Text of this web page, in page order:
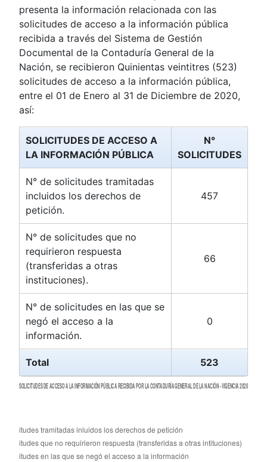
presenta la información relacionada con las
solicitudes de acceso a la información pública
recibida a través del Sistema de Gestión
Documental de la Contaduría General de la
Nación, se recibieron Quinientas veintitres (523)
solicitudes de acceso a la información pública,
entre el 01 de Enero al 31 de Diciembre de 2020,
así:
SOLICITUDES DE ACCESO A
LA INFORMACIÓN PÚBLICA
N°
SOLICITUDES
N° de solicitudes tramitadas
incluidos los derechos de
petición.
457
N° de solicitudes que no
requirieron respuesta
(transferidas a otras
instituciones).
66
N° de solicitudes en las que se
negó el acceso a la
información.
0
Total 523